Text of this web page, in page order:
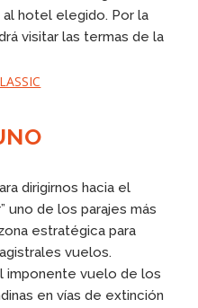
hotel elegido. Por la
visitar las termas de la
dirigirnos hacia el
uno de los parajes más
estratégica para
vuelos.
imponente vuelo de los
en vías de extinción